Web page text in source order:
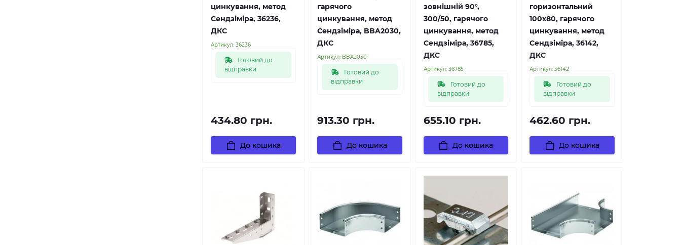
цинкування, метод
Сендзіміра, 36236,
ДКС
Артикул: 36236
Готовий до
відправки
434.80 грн.
До кошика
гарячого
цинкування, метод
Сендзіміра, BBA2030,
ДКС
Артикул: BBA2030
Готовий до
відправки
913.30 грн.
До кошика
зовнішній 90°,
300/50, гарячого
цинкування, метод
Сендзіміра, 36785,
ДКС
Артикул: 36785
Готовий до
відправки
655.10 грн.
До кошика
горизонтальний
100х80, гарячого
цинкування, метод
Сендзіміра, 36142,
ДКС
Артикул:36142
Готовий до
відправки
462.60 грн.
До кошика